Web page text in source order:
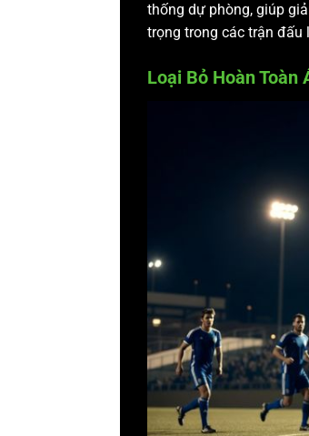
thống dự phòng, giúp
trọng trong các trận đấu
Loại Bỏ Hoàn Toàn